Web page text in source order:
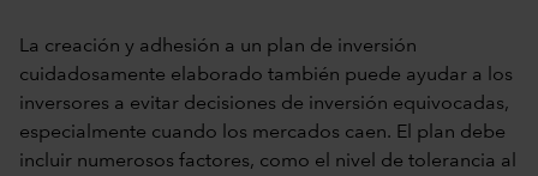
La creación y adhesión a un plan de inversión
cuidadosamente elaborado también puede ayudar a los
inversores a evitar decisiones de inversión equivocadas,
especialmente cuando los mercados caen. El plan debe
incluir numerosos factores, como el nivel de tolerancia al